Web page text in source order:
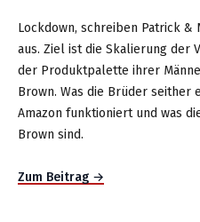
Lockdown, schreiben Patrick
aus. Ziel ist die Skalierung der
der Produktpalette ihrer
Brown. Was die Brüder seither
Amazon funktioniert und was
Brown sind.
Zum Beitrag →